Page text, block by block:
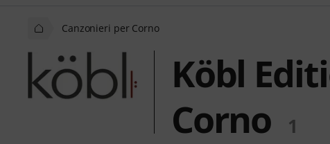
Canzonieri per Corno
Köbl
Corno
1